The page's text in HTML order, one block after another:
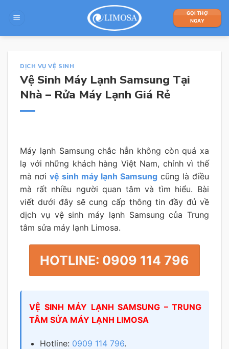
GỌI THỢ
NGAY
DỊCH VỤ VỆ SINH
Vệ Sinh Máy Lạnh Samsung Tại
Nhà – Rửa Máy Lạnh Giá Rẻ
Máy lạnh Samsung chắc hẳn không còn quá xa
lạ với những khách hàng Việt Nam, chính vì thế
mà nơi vệ sinh máy lạnh Samsung cũng là điều
mà rất nhiều người quan tâm và tìm hiểu. Bài
viết dưới đây sẽ cung cấp thông tin đầy đủ về
dịch vụ vệ sinh máy lạnh Samsung của Trung
tâm sửa máy lạnh Limosa.
HOTLINE: 0909 114 796
VỆ SINH MÁY LẠNH SAMSUNG – TRUNG
TÂM SỬA MÁY LẠNH LIMOSA
Hotline: 0909 114 796.